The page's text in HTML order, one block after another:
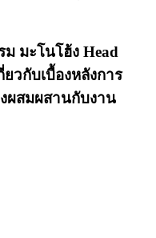
มะโนโฮ้ง Head
ยวกับเบื้องหลังการ
ผสมผสานกับงาน